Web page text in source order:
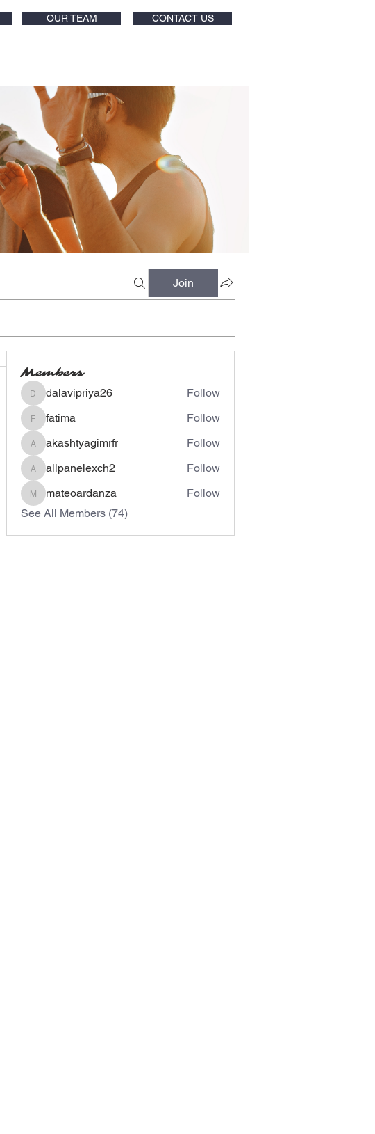
OUR TEAM CONTACT US
Join
Members
dalavipriya26
dalavipriya26 Follow
fatima
fatima Follow
akashtyagimrfr
akashtyagimrfr Follow
allpanelexch2
allpanelexch2 Follow
mateoardanza
mateoardanza
Follow
See All Members (74)